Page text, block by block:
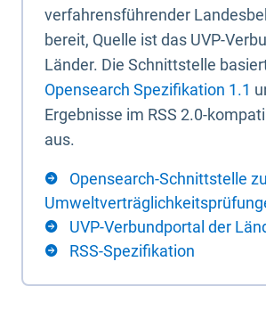
verfahrensführender
bereit, Quelle ist das UVP-
Länder. Die Schnittstelle
Opensearch Spezifikation 1.1
Ergebnisse im RSS 2.0-
aus.
Opensearch-Schnittstelle zu
UVP-Verbundportal der
RSS-Spezifikation